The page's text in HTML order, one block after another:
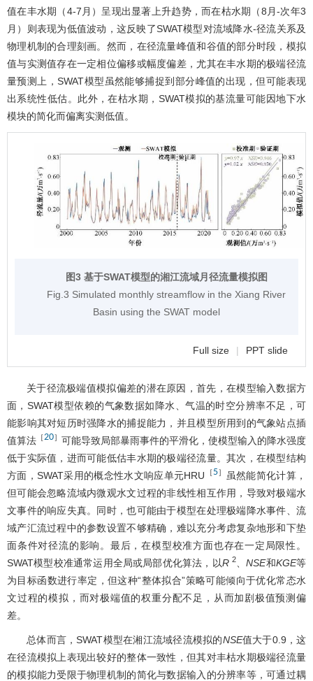
值在丰水期（4-7月）呈现出显著上升趋势，而在枯水期（8月-次年3
月）则表现为低值波动，这反映了SWAT模型对流域降水-径流关系及
物理机制的合理刻画。然而，在径流量峰值和谷值的部分时段，模拟
值与实测值存在一定相位偏移或幅度偏差，尤其在丰水期的极端径流
量预测上，SWAT模型虽然能够捕捉到部分峰值的出现，但可能表现
出系统性低估。此外，在枯水期，SWAT模拟的基流量可能因地下水
模块的简化而偏离实测低值。
图3 基于SWAT模型的湘江流域月径流量模拟图
Fig.3 Simulated monthly streamflow in the Xiang River
Basin using the SWAT model
Full size | PPT slide
关于径流极端值模拟偏差的潜在原因，首先，在模型输入数据方
面，SWAT模型依赖的气象数据如降水、气温的时空分辨率不足，可
能影响其对短历时强降水的捕捉能力，并且模型所用到的气象站点插
值算法 ［20］ 可能导致局部暴雨事件的平滑化，使模型输入的降水强度
低于实际值，进而可能低估丰水期的极端径流量。其次，在模型结构
方面，SWAT采用的概念性水文响应单元HRU
［5］
虽然能简化计算，
但可能会忽略流域内微观水文过程的非线性相互作用，导致对极端水
文事件的响应失真。同时，也可能由于模型在处理极端降水事件、流
域产汇流过程中的参数设置不够精确，难以充分考虑复杂地形和下垫
面条件对径流的影响。最后，在模型校准方面也存在一定局限性。
SWAT模型校准通常运用全局或局部优化算法，以R 2 、NSE和KGE等
为目标函数进行率定，但这种“整体拟合”策略可能倾向于优化常态水
文过程的模拟，而对极端值的权重分配不足，从而加剧极值预测偏
差。
总体而言，SWAT模型在湘江流域径流模拟的NSE值大于0.9，这
在径流模拟上表现出较好的整体一致性，但其对丰枯水期极端径流量
的模拟能力受限于物理机制的简化与数据输入的分辨率等，可通过耦